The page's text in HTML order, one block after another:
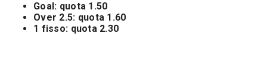
Goal: quota 1.50
Over 2.5: quota 1.60
1 fisso: quota 2.30